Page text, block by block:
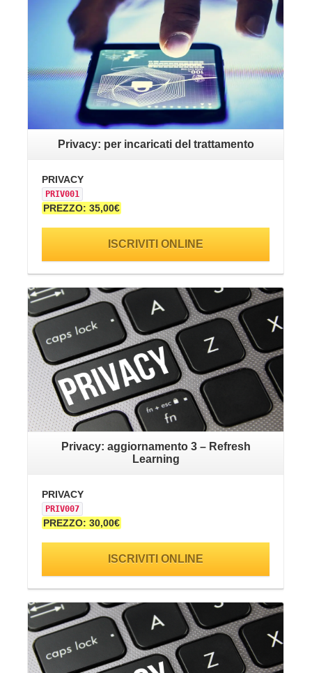
Privacy: per incaricati del trattamento
PRIVACY
PRIV001
PREZZO: 35,00€
ISCRIVITI ONLINE
Privacy: aggiornamento 3 – Refresh
Learning
PRIVACY
PRIV007
PREZZO: 30,00€
ISCRIVITI ONLINE